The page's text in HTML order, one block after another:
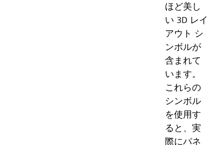
ほど美し
い 3D レイ
アウト シ
ンボルが
含まれて
います。
これらの
シンボル
を使用す
ると、実
際にパネ